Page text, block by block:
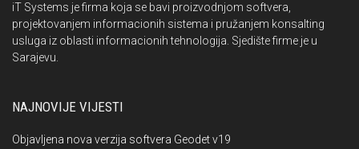
iT Systems je firma koja se bavi proizvodnjom softvera,
projektovanjem informacionih sistema i pružanjem konsalting
usluga iz oblasti informacionih tehnologija. Sjedište firme je u
Sarajevu.
NAJNOVIJE VIJESTI
Objavljena nova verzija softvera Geodet v19